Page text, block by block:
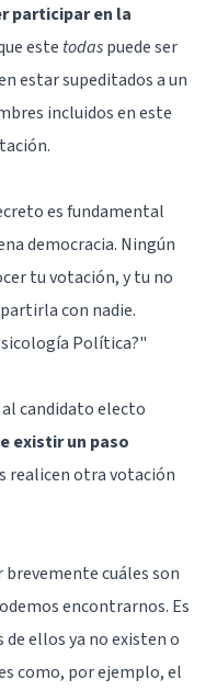
participar en la
este todaspuede ser
estar supeditados a un
incluidos en este
es fundamental
democracia. Ningún
tu votación, y tu no
con nadie.
Política?"
candidato electo
existir un paso
realicen otra votación
cuáles son
encontrarnos. Es
ellos ya no existen o
como, por ejemplo, el